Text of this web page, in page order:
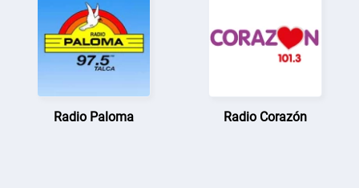
Radio Paloma Radio Corazón